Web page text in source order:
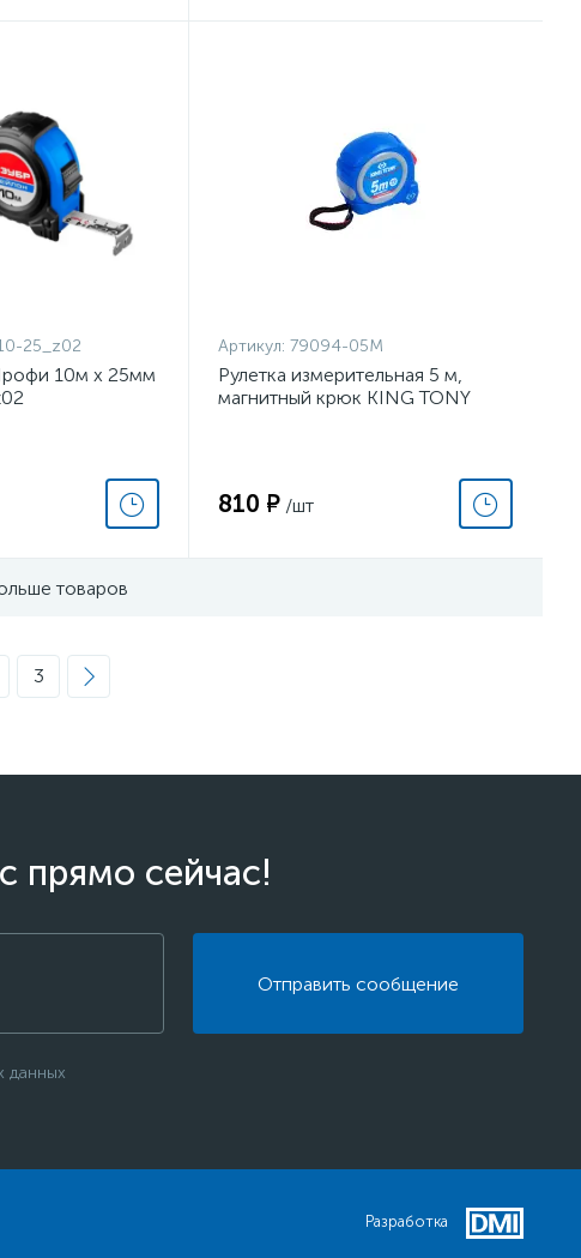
25_z02
10м х 25мм
Артикул: 79094-05M
Рулетка измерительная 5 м,
магнитный крюк KING TONY
810 ₽ /шт
товаров
3
прямо сейчас!
Отправить сообщение
данных
Разработка